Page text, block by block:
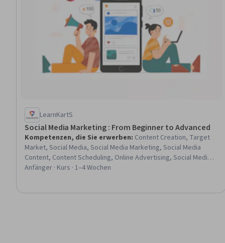
LearnKartS
Social Media Marketing : From Beginner to Advanced
Kompetenzen, die Sie erwerben: Content Creation, Target
Market, Social Media, Social Media Marketing, Social Media
Content, Content Scheduling, Online Advertising, Social Media
Strategy, Brand Strategy, Brand Marketing, Instagram, Social
Anfänger · Kurs · 1–4 Wochen